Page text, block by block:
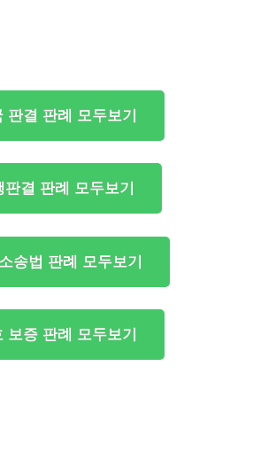
판결 판례 모두보기
판결 판례 모두보기
송법 판례 모두보기
보증 판례 모두보기